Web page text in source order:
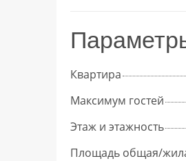
Квартира
Максимум гостей
Этаж и этажность
Площадь общая/